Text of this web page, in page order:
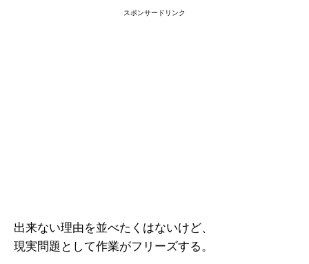
スポンサードリンク
出来ない理由を並べたくはないけど、
現実問題として作業がフリーズする。